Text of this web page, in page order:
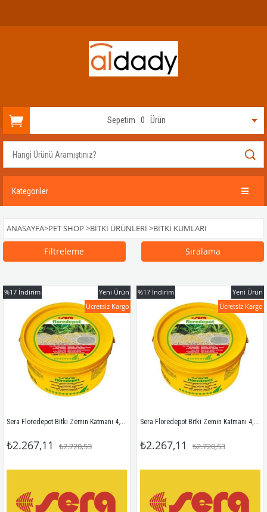
Sepetim 0 Ürün
Kategoriler
ANASAYFA>PET SHOP >BITKI ÜRÜNLERI >BITKI KUMLARI
Filtreleme Sıralama
Sera Floredepot Bitki Zemin Katmanı 4,7Kg
₺2.267,11 ₺2.720,53
%17 İndirim
Ücretsiz Kargo
Yeni Ürün
Sera Floredepot Bitki Zemin Katmanı 4,7kg
₺2.267,11 ₺2.720,53
%17 İndirim
Ücretsiz Kargo
Yeni Ürün